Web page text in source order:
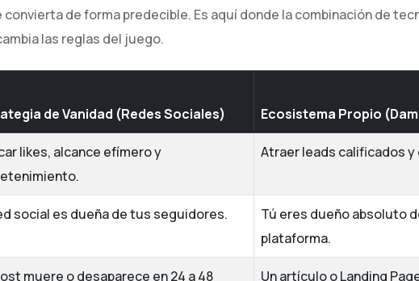
de forma predecible. Es aquí donde la combinación de
las reglas del juego.
de Vanidad (Redes Sociales) Ecosistema Propio
likes, alcance efímero y
Atraer leads calificados
social es dueña de tus seguidores.
Tú eres dueño absoluto
plataforma.
muere o desaparece en 24 a 48 Un artículo o Landing